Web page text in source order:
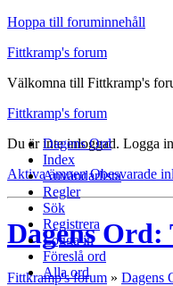
Hoppa till foruminnehåll
Fittkramp's forum
Välkomna till Fittkramp's
Fittkramp's forum
Dagens Ord
Index
Användarlista
Regler
Sök
Registrera
Logga in
Föreslå ord
Alla ord
Du är inte inloggad. Logga
Aktiva ämnen Obesvarade
Dagens Ord:
Fittkramp's forum » Dagens